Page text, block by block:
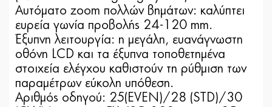
Αυτόματο zoom πολλών βημάτων: καλύπτει
ευρεία γωνία προβολής 24-120 mm.
Έξυπνη λειτουργία: η μεγάλη, ευανάγνωστη
οθόνη LCD και τα έξυπνα τοποθετημένα
στοιχεία ελέγχου καθιστούν τη ρύθμιση των
παραμέτρων εύκολη υπόθεση.
Αριθμός οδηγού: 25(EVEN)/28 (STD)/30